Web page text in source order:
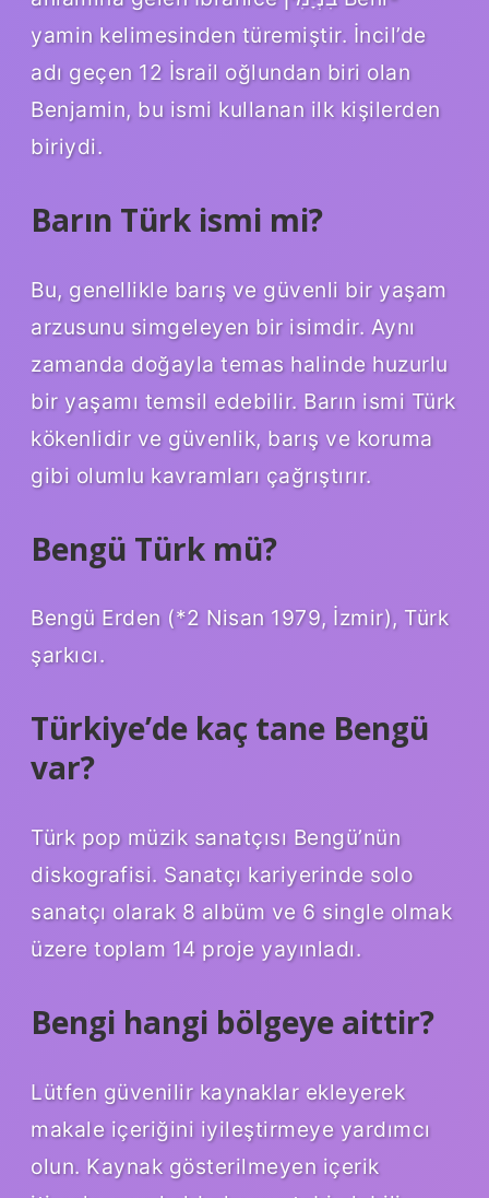
yamin kelimesinden türemiştir. İncil’de
adı geçen 12 İsrail oğlundan biri olan
Benjamin, bu ismi kullanan ilk kişilerden
biriydi.
Barın Türk ismi mi?
Bu, genellikle barış ve güvenli bir yaşam
arzusunu simgeleyen bir isimdir. Aynı
zamanda doğayla temas halinde huzurlu
bir yaşamı temsil edebilir. Barın ismi Türk
kökenlidir ve güvenlik, barış ve koruma
gibi olumlu kavramları çağrıştırır.
Bengü Türk mü?
Bengü Erden (*2 Nisan 1979, İzmir), Türk
şarkıcı.
Türkiye’de kaç tane Bengü
var?
Türk pop müzik sanatçısı Bengü’nün
diskografisi. Sanatçı kariyerinde solo
sanatçı olarak 8 albüm ve 6 single olmak
üzere toplam 14 proje yayınladı.
Bengi hangi bölgeye aittir?
Lütfen güvenilir kaynaklar ekleyerek
makale içeriğini iyileştirmeye yardımcı
olun. Kaynak gösterilmeyen içerik